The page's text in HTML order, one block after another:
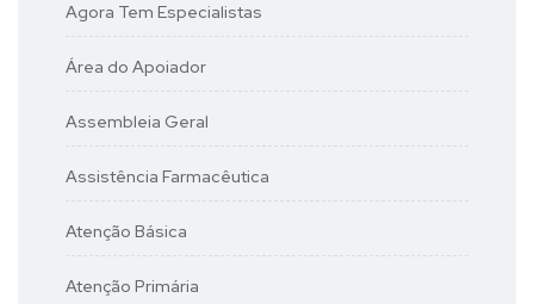
Agora Tem Especialistas
Área do Apoiador
Assembleia Geral
Assistência Farmacêutica
Atenção Básica
Atenção Primária